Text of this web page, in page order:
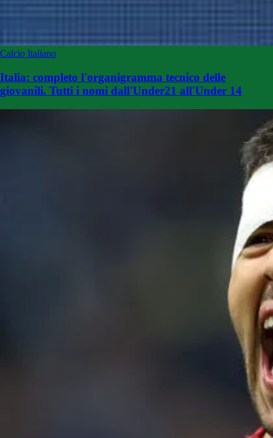
Calcio Italiano
Italia: completo l'organigramma tecnico delle
giovanili. Tutti i nomi dall'Under21 all'Under 14